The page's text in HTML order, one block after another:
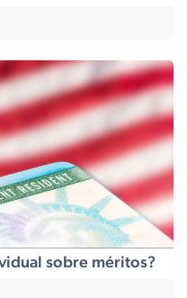
sobre méritos?